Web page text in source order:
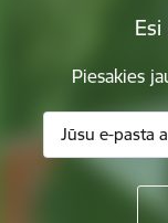
Piesakies